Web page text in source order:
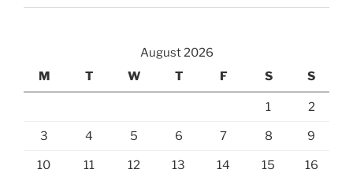
August 2026
M
T W T F S S
1 2
3 4 5 6 7 8 9
10 11 12 13 14 15 16